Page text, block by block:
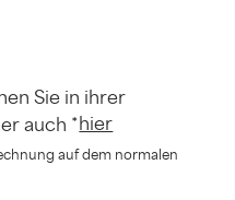
Sie in ihrer
auch *hier
auf dem normalen